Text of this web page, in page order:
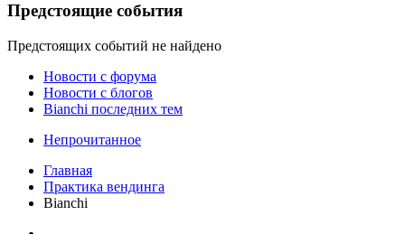
Предстоящие события
Предстоящих событий не найдено
Новости c форума
Новости с блогов
Bianchi последних тем
Непрочитанное
Главная
Практика вендинга
Bianchi